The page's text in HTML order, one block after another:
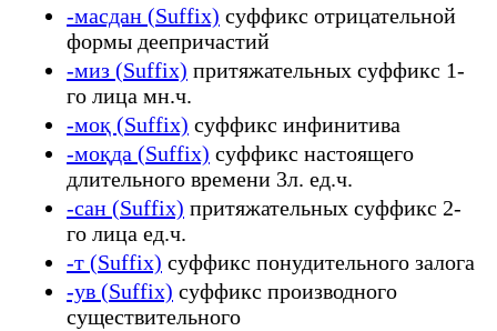
-масдан (Suffix) суффикс отрицательной
формы деепричастий
-миз (Suffix) притяжательных суффикс 1-
го лица мн.ч.
-моқ (Suffix) суффикс инфинитива
-моқда (Suffix) суффикс настоящего
длительного времени 3л. ед.ч.
-сан (Suffix) притяжательных суффикс 2-
го лица ед.ч.
-т (Suffix) суффикс понудительного залога
-ув (Suffix) суффикс производного
существительного